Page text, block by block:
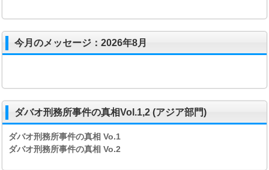
今月のメッセージ：2026年8月
ダバオ刑務所事件の真相Vol.1,2 (アジア部門)
ダバオ刑務所事件の真相Vo.1
ダバオ刑務所事件の真相Vo.2